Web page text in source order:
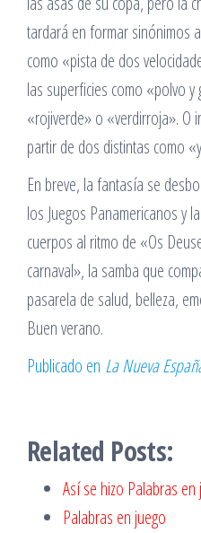
tardará en formar sinónimos
como «pista de dos
las superficies como «polvo
«rojiverde» o «verdirroja». O
partir de dos distintas como
En breve, la fantasía se
los Juegos Panamericanos y
cuerpos al ritmo de «Os
carnaval», la samba que
pasarela de salud, belleza,
Buen verano.
Publicado en La Nueva
Related Posts:
Así se hizo Palabras en
Palabras en juego